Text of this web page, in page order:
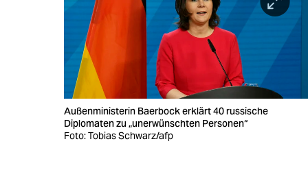
veranstaltungen
fragen & hilfe
Außenministerin Baerbock erklärt 40 russische
Diplomaten zu „unerwünschten Personen“
Foto: Tobias Schwarz/afp